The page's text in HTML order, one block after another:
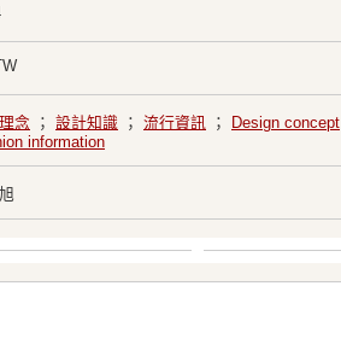
念 ； 設計知識 ； 流行資訊 ； Design concept
information